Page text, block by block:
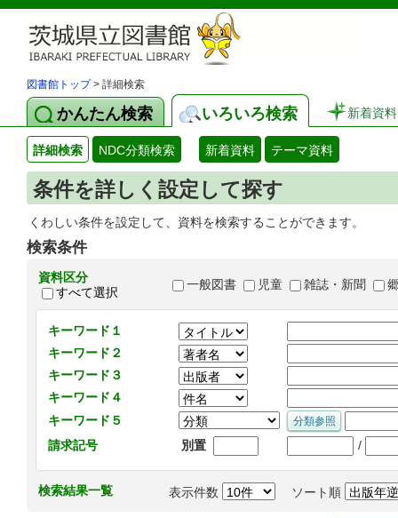
図書館トップ> 詳細検索
かんたん検索 いろいろ検索 新着資料
詳細検索 NDC分類検索 新着資料 テーマ資料
条件を詳しく設定して探す
くわしい条件を設定して、資料を検索することができます。
検索条件
資料区分
すべて選択
一般図書 児童 雑誌・新聞
キーワード１
キーワード２
キーワード３
キーワード４
キーワード５
請求記号
別置 /
検索結果一覧 表示件数 ソート順